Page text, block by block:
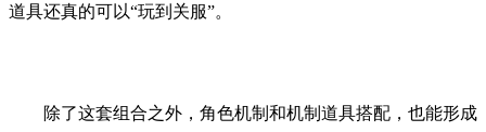
道具还真的可以“玩到关服”。
除了这套组合之外，角色机制和机制道具搭配，也能形成